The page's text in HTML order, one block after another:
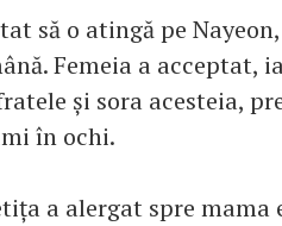
să o atingă pe
Femeia a
și sora acesteia,
în ochi.
a alergat spre mama